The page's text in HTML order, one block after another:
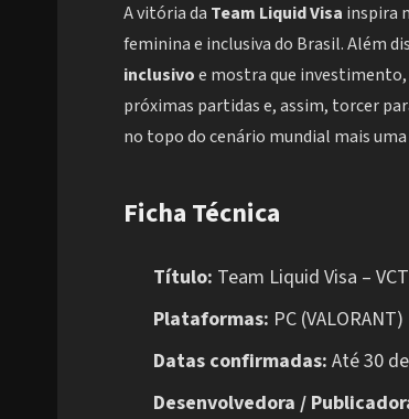
A vitória da Team Liquid Visa inspira
feminina e inclusiva do Brasil. Além
inclusivoe mostra que
próximas partidas e, assim, torcer
no topo do cenário mundial mais uma
Ficha Técnica
Título: Team Liquid Visa –
Plataformas: PC (VALORANT)
Datas confirmadas: Até 30
Desenvolvedora /